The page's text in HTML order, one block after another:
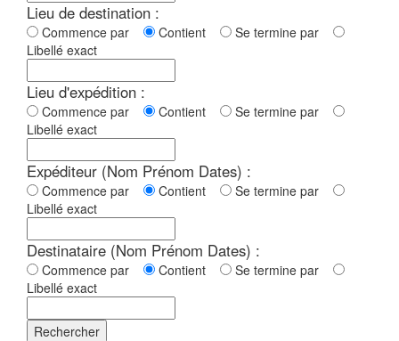
Lieu de destination :
Commence par Contient
Se termine par
Libellé exact
Lieu d'expédition :
Commence par Contient
Se termine par
Libellé exact
Expéditeur (Nom Prénom Dates) :
Commence par Contient
Se termine par
Libellé exact
Destinataire (Nom Prénom Dates) :
Commence par Contient
Se termine par
Libellé exact
Rechercher